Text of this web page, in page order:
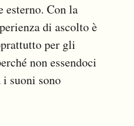
esterno. Con la
di ascolto è
per gli
non essendoci
suoni sono